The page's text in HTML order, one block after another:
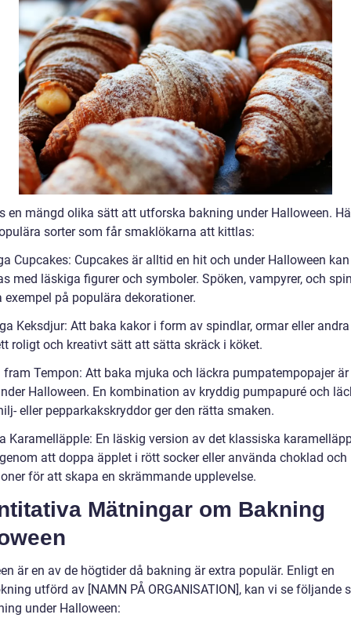
en mängd olika sätt att utforska bakning under Halloween.
sorter som får smaklökarna att kittlas:
Cupcakes: Cupcakes är alltid en hit och under Halloween
med läskiga figurer och symboler. Spöken, vampyrer, och
exempel på populära dekorationer.
Keksdjur: Att baka kakor i form av spindlar, ormar eller
roligt och kreativt sätt att sätta skräck i köket.
fram Tempon: Att baka mjuka och läckra pumpatempopajer
Halloween. En kombination av kryddig pumpapuré och
eller pepparkakskryddor ger den rätta smaken.
Karamelläpple: En läskig version av det klassiska
att doppa äpplet i rött socker eller använda choklad och
för att skapa en skrämmande upplevelse.
Mätningar om Bakning
är en av de högtider då bakning är extra populär. Enligt en
utförd av [NAMN PÅ ORGANISATION], kan vi se följande
under Halloween: